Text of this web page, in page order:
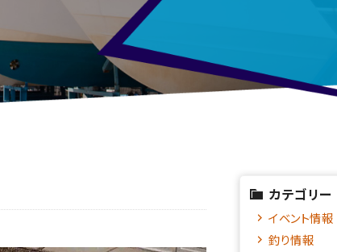
カテゴリー
イベント情報
釣り情報